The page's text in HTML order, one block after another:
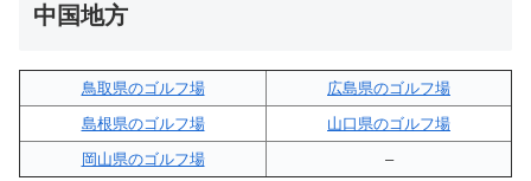
中国地方
鳥取県のゴルフ場
広島県のゴルフ場
島根県のゴルフ場
山口県のゴルフ場
岡山県のゴルフ場
–